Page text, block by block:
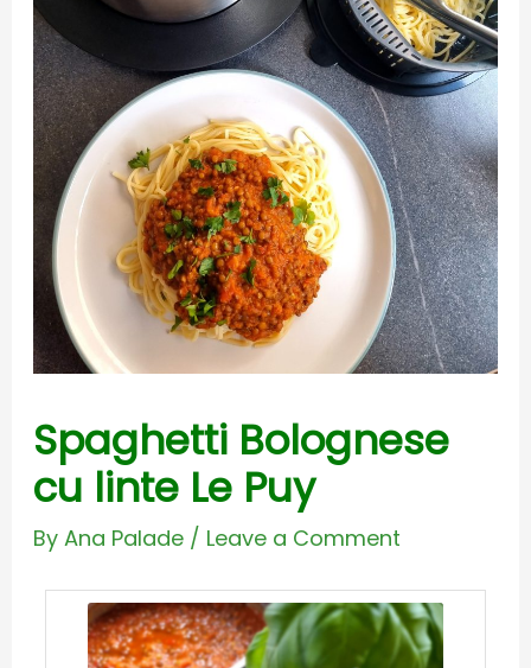
Spaghetti Bolognese
cu linte Le Puy
By Ana Palade / Leave a Comment